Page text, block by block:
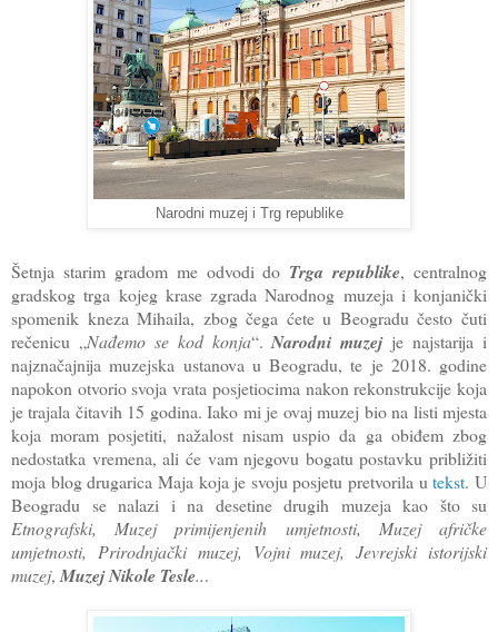
Narodni muzej i Trg republike
Šetnja starim gradom me odvodi do Trga republike, centralnog
gradskog trga kojeg krase zgrada Narodnog muzeja i konjanički
spomenik kneza Mihaila, zbog čega ćete u Beogradu često čuti
rečenicu „Nađemo se kod konja“.Narodni muzejje najstarija i
najznačajnija muzejska ustanova u Beogradu, te je 2018. godine
napokon otvorio svoja vrata posjetiocima nakon rekonstrukcije koja
je trajala čitavih 15 godina. Iako mi je ovaj muzej bio na listi mjesta
koja moram posjetiti, nažalost nisam uspio da ga obiđem zbog
nedostatka vremena, ali će vam njegovu bogatu postavku približiti
moja blog drugarica Maja koja je svoju posjetu pretvorila utekst. U
Beogradu se nalazi i na desetine drugih muzeja kao što su
Etnografski, Muzej primijenjenih umjetnosti, Muzej afričke
umjetnosti, Prirodnjački muzej, Vojni muzej, Jevrejski istorijski
muzej, Muzej Nikole Tesle...